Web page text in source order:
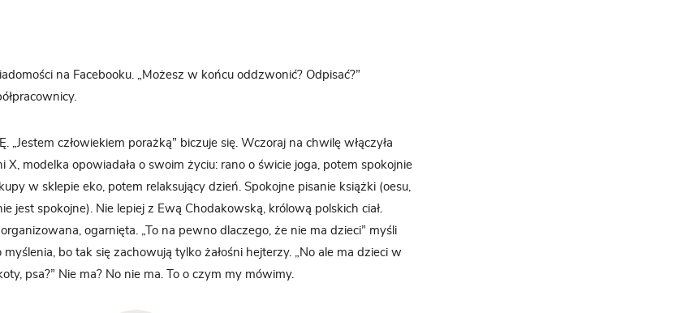
na Facebooku. „Możesz w końcu oddzwonić? Odpisać?”
„Jestem człowiekiem porażką” biczuje się. Wczoraj na chwilę włączyła
X, modelka opowiadała o swoim życiu: rano o świcie joga, potem spokojnie
w sklepie eko, potem relaksujący dzień. Spokojne pisanie książki (oesu,
jest spokojne). Nie lepiej z Ewą Chodakowską, królową polskich ciał.
ogarnięta. „To na pewno dlaczego, że nie ma dzieci” myśli
bo tak się zachowują tylko żałośni hejterzy. „No ale ma dzieci w
psa?” Nie ma? No nie ma. To o czym my mówimy.